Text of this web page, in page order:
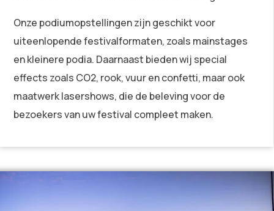
Onze podiumopstellingen zijn geschikt voor
uiteenlopende festivalformaten, zoals mainstages
en kleinere podia. Daarnaast bieden wij special
effects zoals CO2, rook, vuur en confetti, maar ook
maatwerk lasershows, die de beleving voor de
bezoekers van uw festival compleet maken.